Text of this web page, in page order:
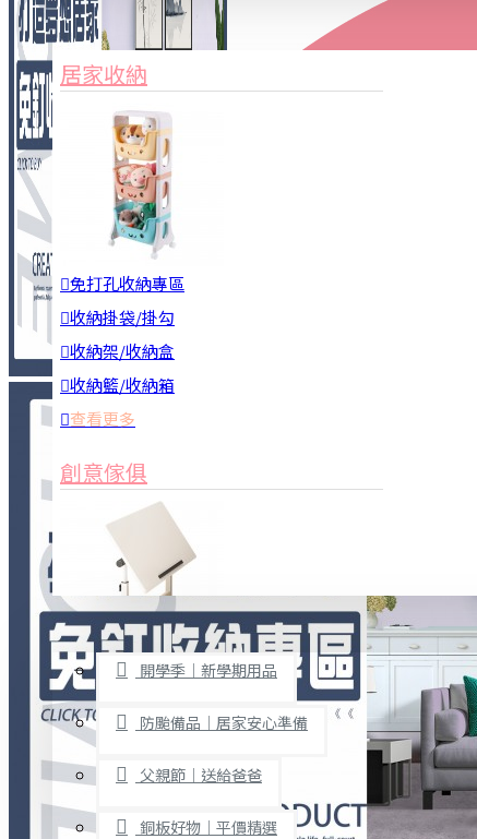
3C周邊
居家安全
居家清潔
查看更多
餐飲廚具
廚房收納
烘焙用具
隨身餐具
查看更多
文具禮品
家俱&收納
居家收納
免打孔收納專區
收納掛袋/掛勾
收納架/收納盒
收納籃/收納箱
查看更多
創意傢俱
桌子/椅子
置物架/收納櫃
其他
免打孔收納專區
限時促銷
開學季｜新學期用品
防颱備品｜居家安心準備
父親節｜送給爸爸
銅板好物｜平價精選